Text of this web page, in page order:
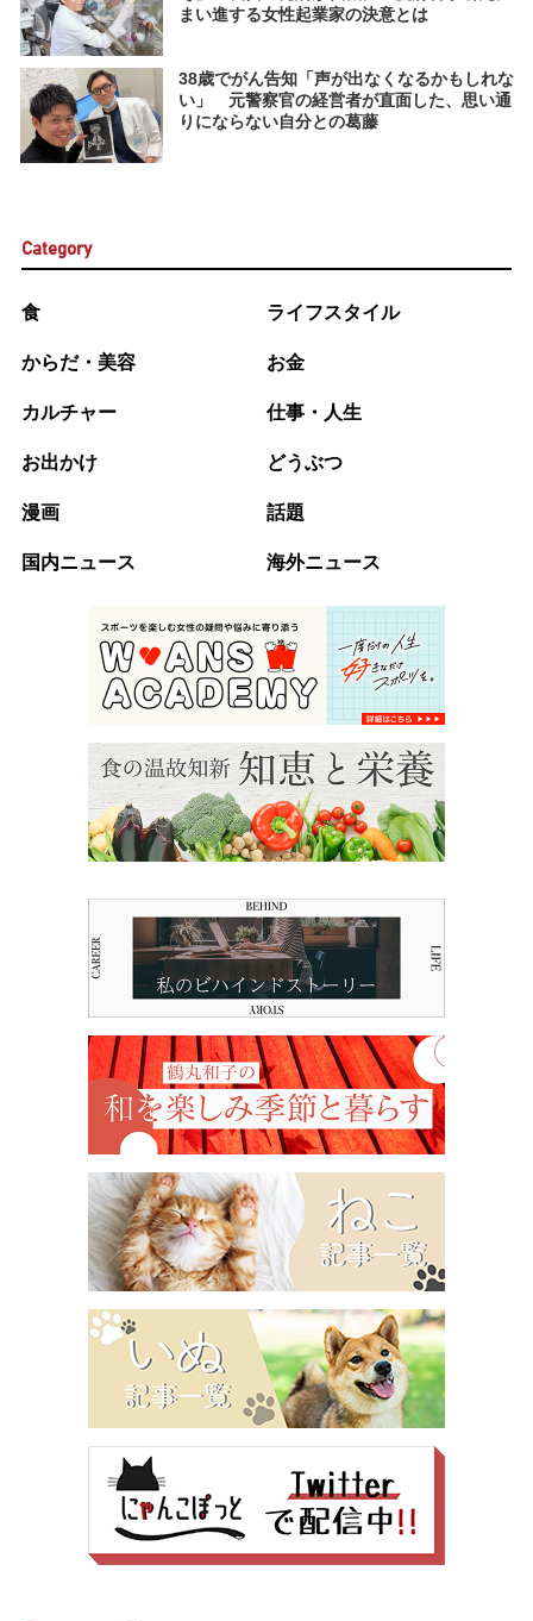
まい進する女性起業家の決意とは
38歳でがん告知「声が出なくなるかもしれな
い」 元警察官の経営者が直面した、思い通
りにならない自分との葛藤
Category
食 ライフスタイル
からだ・美容 お金
カルチャー 仕事・人生
お出かけ どうぶつ
漫画 話題
国内ニュース 海外ニュース